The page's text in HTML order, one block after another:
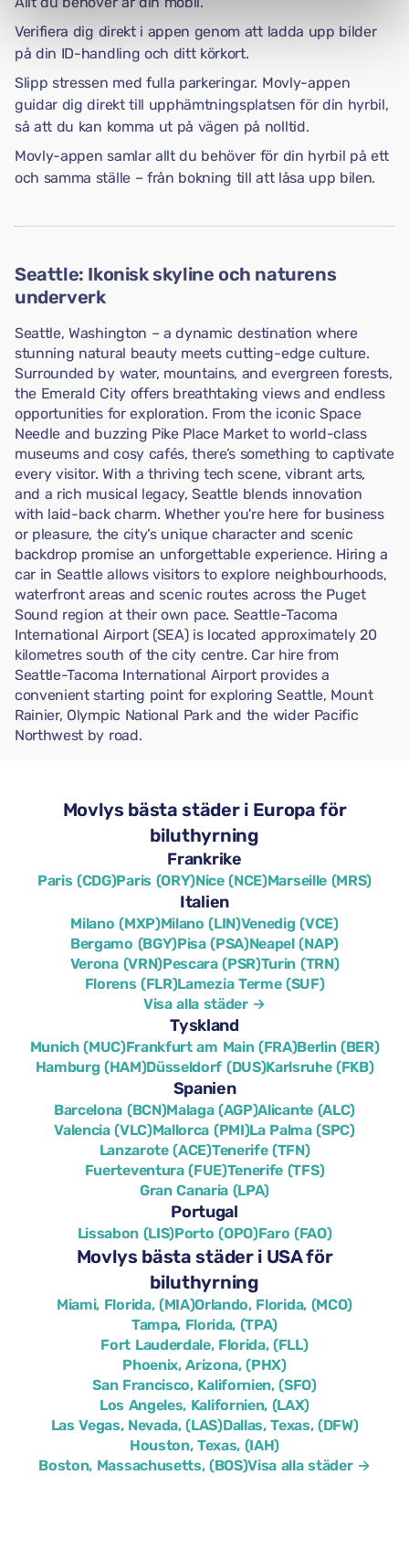
Verifiera dig direkt i appen genom att ladda upp bilder
på din ID-handling och ditt körkort.
Slipp stressen med fulla parkeringar. Movly-appen
guidar dig direkt till upphämtningsplatsen för din hyrbil,
så att du kan komma ut på vägen på nolltid.
Movly-appen samlar allt du behöver för din hyrbil på ett
och samma ställe – från bokning till att låsa upp bilen.
Seattle: Ikonisk skyline och naturens
underverk
Seattle, Washington – a dynamic destination where
stunning natural beauty meets cutting-edge culture.
Surrounded by water, mountains, and evergreen forests,
the Emerald City offers breathtaking views and endless
opportunities for exploration. From the iconic Space
Needle and buzzing Pike Place Market to world-class
museums and cosy cafés, there’s something to captivate
every visitor. With a thriving tech scene, vibrant arts,
and a rich musical legacy, Seattle blends innovation
with laid-back charm. Whether you're here for business
or pleasure, the city’s unique character and scenic
backdrop promise an unforgettable experience. Hiring a
car in Seattle allows visitors to explore neighbourhoods,
waterfront areas and scenic routes across the Puget
Sound region at their own pace. Seattle-Tacoma
International Airport (SEA) is located approximately 20
kilometres south of the city centre. Car hire from
Seattle-Tacoma International Airport provides a
convenient starting point for exploring Seattle, Mount
Rainier, Olympic National Park and the wider Pacific
Northwest by road.
Movlys bästa städer i Europa för
biluthyrning
Frankrike
Paris (CDG)Paris (ORY)Nice (NCE)Marseille (MRS)
Italien
Milano (MXP)Milano (LIN)Venedig (VCE)
Bergamo (BGY)Pisa (PSA)Neapel (NAP)
Verona (VRN)Pescara (PSR)Turin (TRN)
Florens (FLR)Lamezia Terme (SUF)
Visa alla städer →
Tyskland
Munich (MUC)Frankfurt am Main (FRA)Berlin (BER)
Hamburg (HAM)Düsseldorf (DUS)Karlsruhe (FKB)
Spanien
Barcelona (BCN)Malaga (AGP)Alicante (ALC)
Valencia (VLC)Mallorca (PMI)La Palma (SPC)
Lanzarote (ACE)Tenerife (TFN)
Fuerteventura (FUE)Tenerife (TFS)
Gran Canaria (LPA)
Portugal
Lissabon (LIS)Porto (OPO)Faro (FAO)
Movlys bästa städer i USA för
biluthyrning
Miami, Florida, (MIA)Orlando, Florida, (MCO)
Tampa, Florida, (TPA)
Fort Lauderdale, Florida, (FLL)
Phoenix, Arizona, (PHX)
San Francisco, Kalifornien, (SFO)
Los Angeles, Kalifornien, (LAX)
Las Vegas, Nevada, (LAS)Dallas, Texas, (DFW)
Houston, Texas, (IAH)
Boston, Massachusetts, (BOS)Visa alla städer →